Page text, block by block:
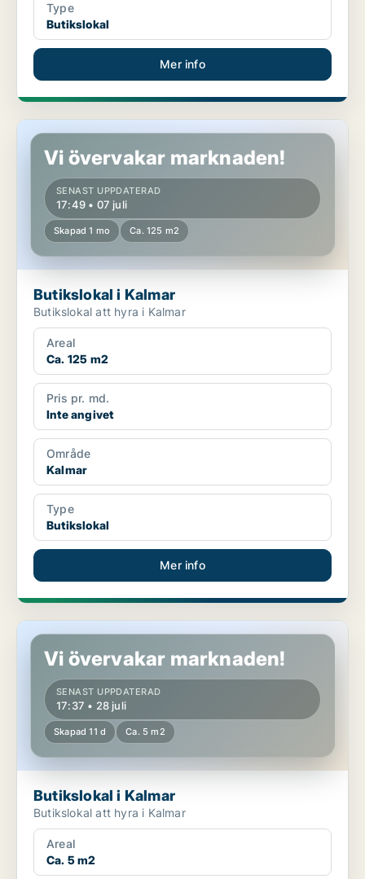
Type
Butikslokal
Mer info
Butikslokal i Kalmar
Vi övervakar marknaden!
SENAST UPPDATERAD
17:49 • 07 juli
Skapad 1 mo Ca. 125 m2
Butikslokal i Kalmar
Butikslokal att hyra i Kalmar
Areal
Ca. 125 m2
Pris pr. md.
Inte angivet
Område
Kalmar
Type
Butikslokal
Mer info
Butikslokal i Kalmar
Vi övervakar marknaden!
SENAST UPPDATERAD
17:37 • 28 juli
Skapad 11 d Ca. 5 m2
Butikslokal i Kalmar
Butikslokal att hyra i Kalmar
Areal
Ca. 5 m2